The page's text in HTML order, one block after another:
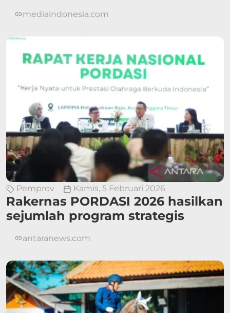
mediaindonesia.com
Pemprov Kamis, 5 Februari 2026
Rakernas PORDASI 2026 hasilkan
sejumlah program strategis
antaranews.com